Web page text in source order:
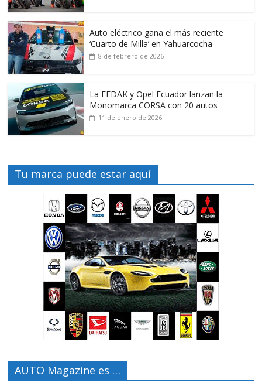
Auto eléctrico gana el más reciente
‘Cuarto de Milla’ en Yahuarcocha
8 de febrero de 2026
La FEDAK y Opel Ecuador lanzan la
Monomarca CORSA con 20 autos
11 de enero de 2026
Tu marca puede estar aquí
AUTO Magazine es …